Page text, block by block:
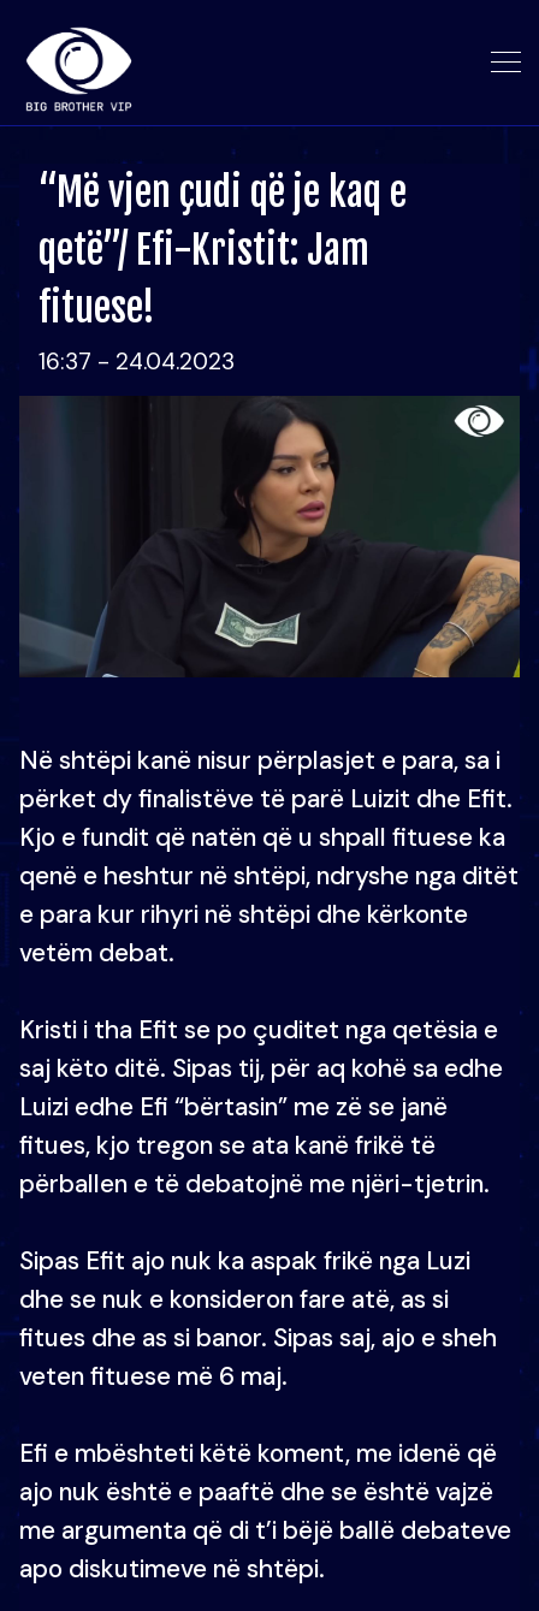
“Më vjen çudi që je kaq e
qetë”/ Efi-Kristit: Jam
fituese!
16:37 - 24.04.2023
Në shtëpi kanë nisur përplasjet e para, sa i
përket dy finalistëve të parë Luizit dhe Efit.
Kjo e fundit që natën që u shpall fituese ka
qenë e heshtur në shtëpi, ndryshe nga ditët
e para kur rihyri në shtëpi dhe kërkonte
vetëm debat.
Kristi i tha Efit se po çuditet nga qetësia e
saj këto ditë. Sipas tij, për aq kohë sa edhe
Luizi edhe Efi “bërtasin” me zë se janë
fitues, kjo tregon se ata kanë frikë të
përballen e të debatojnë me njëri-tjetrin.
Sipas Efit ajo nuk ka aspak frikë nga Luzi
dhe se nuk e konsideron fare atë, as si
fitues dhe as si banor. Sipas saj, ajo e sheh
veten fituese më 6 maj.
Efi e mbështeti këtë koment, me idenë që
ajo nuk është e paaftë dhe se është vajzë
me argumenta që di t’i bëjë ballë debateve
apo diskutimeve në shtëpi.